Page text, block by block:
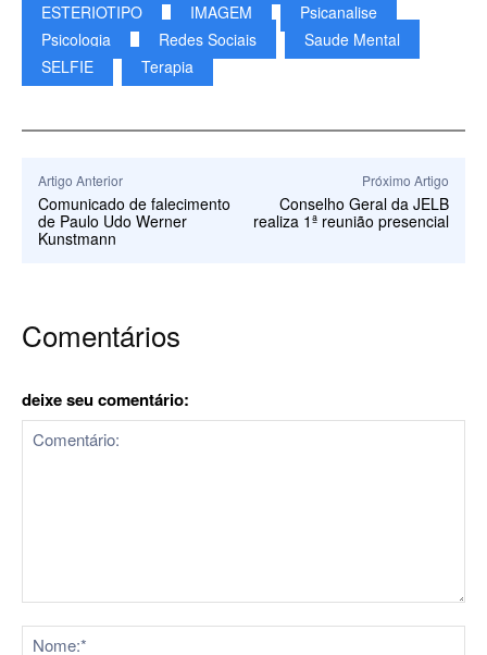
ESTERIOTIPO IMAGEM
Psicanalise
Psicologia
Redes Sociais
Saude Mental
SELFIE
Terapia
Artigo Anterior
Comunicado de falecimento
de Paulo Udo Werner
Kunstmann
Próximo Artigo
Conselho Geral da JELB
realiza 1ª reunião presencial
Comentários
deixe seu comentário: